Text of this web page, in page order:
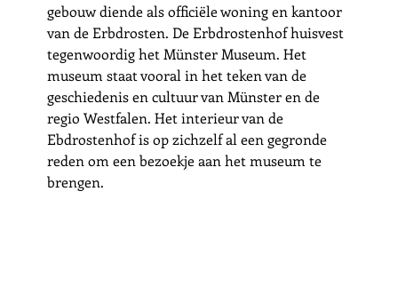
gebouw diende als officiële woning en kantoor
van de Erbdrosten. De Erbdrostenhof huisvest
tegenwoordig het Münster Museum. Het
museum staat vooral in het teken van de
geschiedenis en cultuur van Münster en de
regio Westfalen. Het interieur van de
Ebdrostenhof is op zichzelf al een gegronde
reden om een bezoekje aan het museum te
brengen.